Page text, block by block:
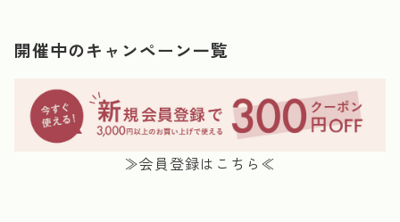
開催中のキャンペーン一覧
≫会員登録はこちら≪